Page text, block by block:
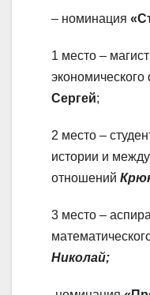
– номинация
1 место –
экономического
Сергей;
2 место –
истории и
отношений
3 место –
Николай;